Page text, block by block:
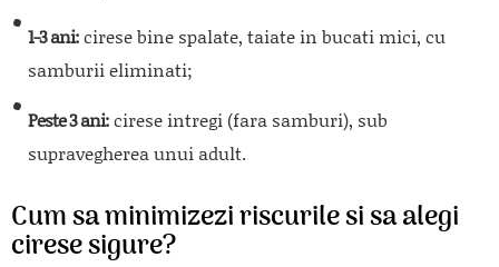
1-3 ani:cirese bine spalate, taiate in bucati mici, cu
samburii eliminati;
Peste 3 ani:cirese intregi (fara samburi), sub
supravegherea unui adult.
Cum sa minimizezi riscurile si sa alegi
cirese sigure?